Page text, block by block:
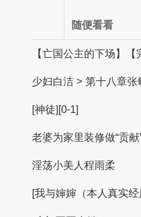
随便看看
【亡国公主的下场】【
少妇白洁 > 第十八章张
[神徒][0-1]
老婆为家里装修做“贡献
淫荡小美人程雨柔
[我与婶婶（本人真实